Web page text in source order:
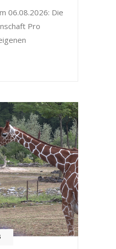
06.08.2026: Die
Pro